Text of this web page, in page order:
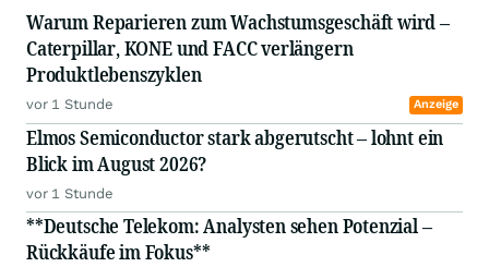
Warum Reparieren zum Wachstumsgeschäft wird –
Caterpillar, KONE und FACC verlängern
Produktlebenszyklen
vor 1 Stunde Anzeige
Elmos Semiconductor stark abgerutscht – lohnt ein
Blick im August 2026?
vor 1 Stunde
**Deutsche Telekom: Analysten sehen Potenzial –
Rückkäufe im Fokus**